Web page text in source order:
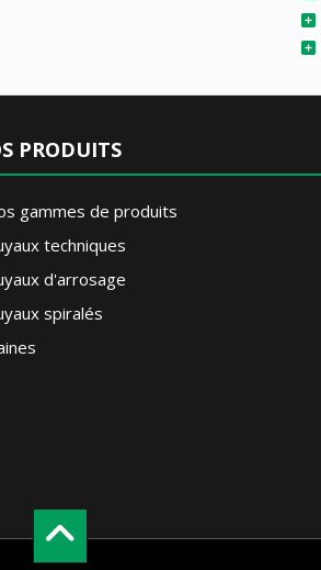
PRODUITS
gammes de produits
techniques
d'arrosage
spiralés